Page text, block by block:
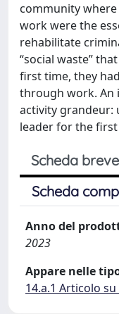
community
work were the
rehabilitate
“social waste”
first time, they
through work. An
activity grandeur:
leader for the first
Scheda breve
Scheda
Anno del
2023
Appare nelle
14.a.1 Articolo